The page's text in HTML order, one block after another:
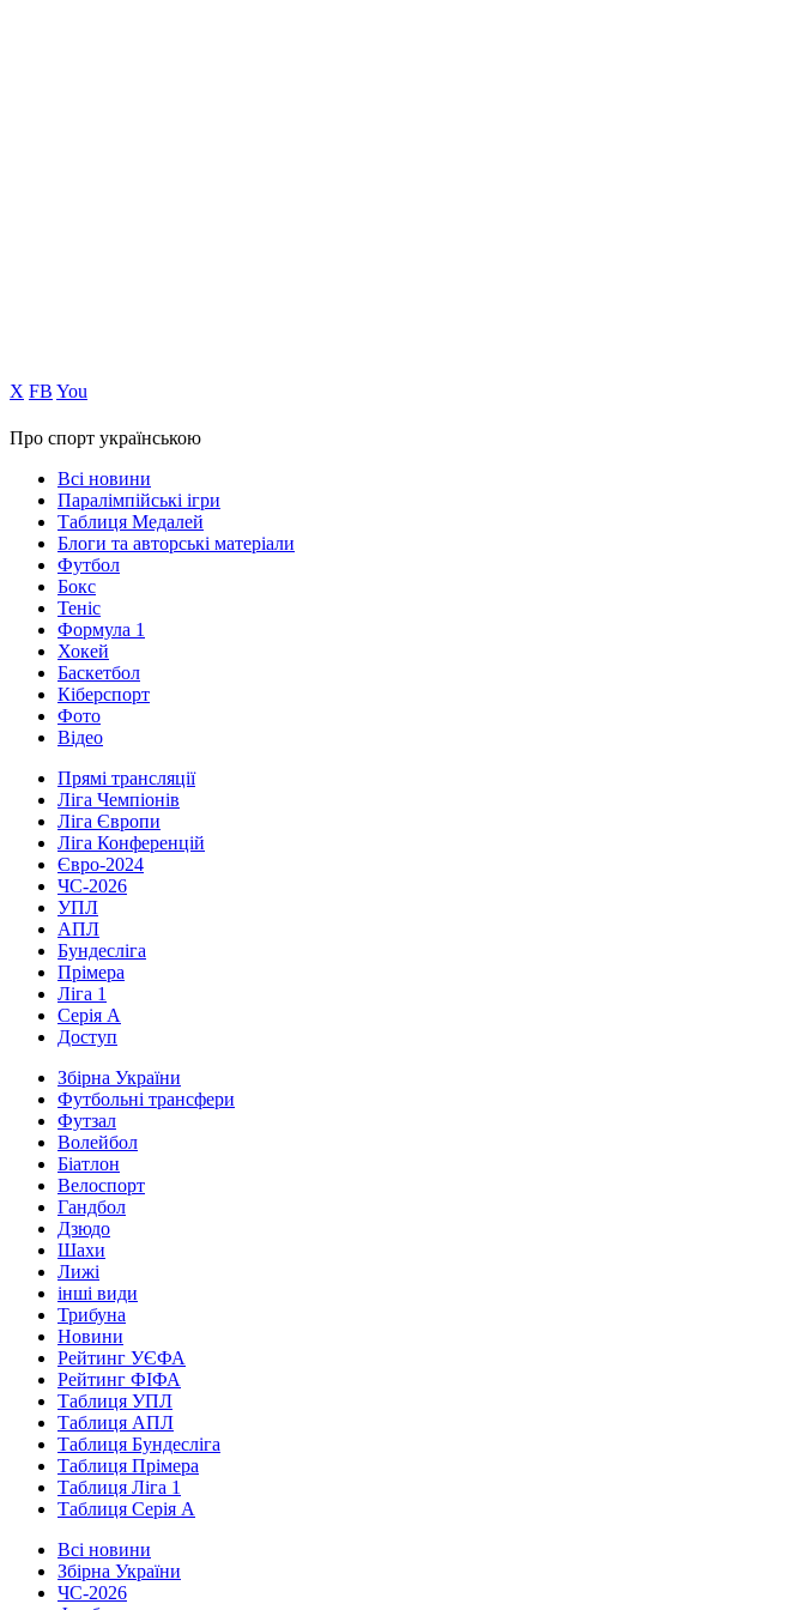
Х FB You
Про спорт українською
Всі новини
Паралімпійські ігри
Таблиця Медалей
Блоги та авторські матеріали
Футбол
Бокс
Теніс
Формула 1
Хокей
Баскетбол
Кіберспорт
Фото
Відео
Прямі трансляції
Ліга Чемпіонів
Ліга Європи
Ліга Конференцій
Євро-2024
ЧС-2026
УПЛ
АПЛ
Бундесліга
Прімера
Ліга 1
Серія А
Доступ
Збірна України
Футбольні трансфери
Футзал
Волейбол
Біатлон
Велоспорт
Гандбол
Дзюдо
Шахи
Лижі
інші види
Трибуна
Новини
Рейтинг УЄФА
Рейтинг ФІФА
Таблиця УПЛ
Таблиця АПЛ
Таблиця Бундесліга
Таблиця Прімера
Таблиця Ліга 1
Таблиця Серія А
Всі новини
Збірна України
ЧС-2026